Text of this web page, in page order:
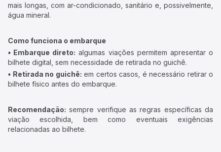
mais longas, com ar-condicionado, sanitário e, possivelmente,
água mineral.
Como funciona o embarque
• Embarque direto: algumas viações permitem apresentar o
bilhete digital, sem necessidade de retirada no guichê.
• Retirada no guichê: em certos casos, é necessário retirar o
bilhete físico antes do embarque.
Recomendação: sempre verifique as regras específicas da
viação escolhida, bem como eventuais exigências
relacionadas ao bilhete.